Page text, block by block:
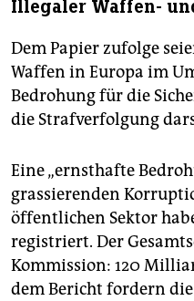
Illegaler Waffen-
Dem Papier zufolge
Waffen in Europa im
Bedrohung für die
die Strafverfolgung
Eine „ernsthafte
grassierenden
öffentlichen Sektor
registriert. Der
Kommission: 120
dem Bericht fordern